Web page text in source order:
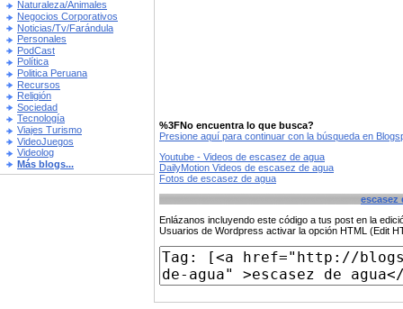
Naturaleza/Animales
Negocios Corporativos
Noticias/Tv/Farándula
Personales
PodCast
Política
Politica Peruana
Recursos
Religión
Sociedad
Tecnología
Viajes Turismo
VideoJuegos
Videolog
Más blogs...
%3FNo encuentra lo que busca?
Presione aquí para continuar con la búsqueda en
Youtube - Videos de escasez de agua
DailyMotion Videos de escasez de agua
Fotos de escasez de agua
escasez
Enlázanos incluyendo este código a tus post en la
Usuarios de Wordpress activar la opción HTML (Edit